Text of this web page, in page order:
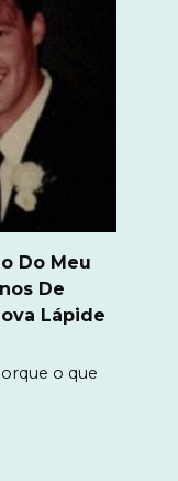
Do Meu
De
Lápide
o que